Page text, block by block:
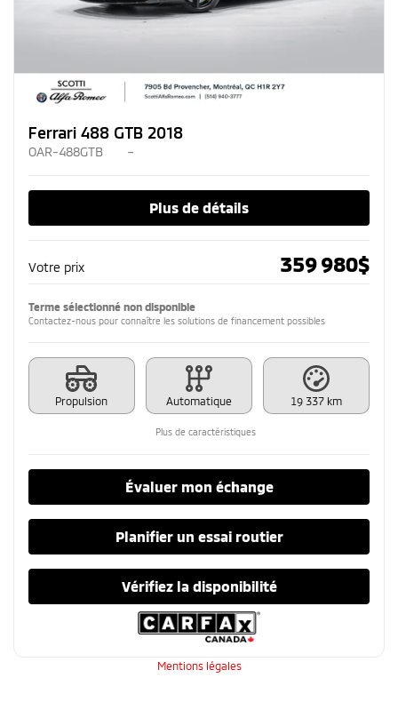
Ferrari 488 GTB 2018
OAR-488GTB –
Plus de détails
Votre prix 359 980$
Terme sélectionné non disponible
Contactez-nous pour connaître les solutions de financement possibles
Propulsion Automatique 19 337 km
Plus de caractéristiques
Évaluer mon échange
Planifier un essai routier
Vérifiez la disponibilité
Mentions légales